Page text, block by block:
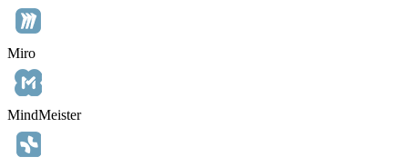
Miro
MindMeister